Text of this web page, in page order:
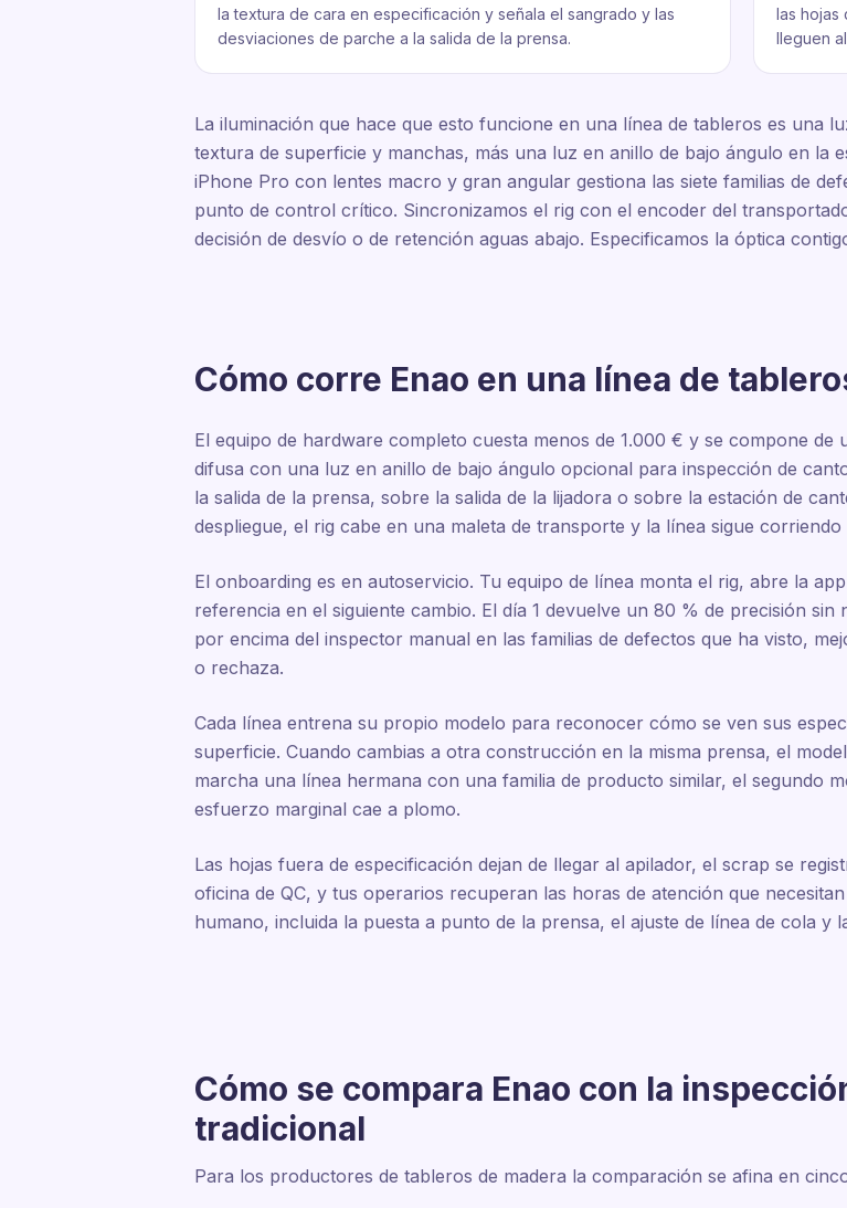
la textura de cara en especificación y señala el sangrado y las
desviaciones de parche a la salida de la prensa.
las hojas
lleguen
La iluminación que hace que esto funcione en una línea de tableros es una
textura de superficie y manchas, más una luz en anillo de bajo ángulo en la
iPhone Pro con lentes macro y gran angular gestiona las siete familias de
punto de control crítico. Sincronizamos el rig con el encoder del
decisión de desvío o de retención aguas abajo. Especificamos la óptica
Cómo corre Enao en una línea de
El equipo de hardware completo cuesta menos de 1.000 € y se compone
difusa con una luz en anillo de bajo ángulo opcional para inspección de
la salida de la prensa, sobre la salida de la lijadora o sobre la estación de
despliegue, el rig cabe en una maleta de transporte y la línea sigue
El onboarding es en autoservicio. Tu equipo de línea monta el rig, abre la
referencia en el siguiente cambio. El día 1 devuelve un 80 % de precisión
por encima del inspector manual en las familias de defectos que ha visto,
o rechaza.
Cada línea entrena su propio modelo para reconocer cómo se ven sus
superficie. Cuando cambias a otra construcción en la misma prensa, el
marcha una línea hermana con una familia de producto similar, el segundo
esfuerzo marginal cae a plomo.
Las hojas fuera de especificación dejan de llegar al apilador, el scrap se
oficina de QC, y tus operarios recuperan las horas de atención que
humano, incluida la puesta a punto de la prensa, el ajuste de línea de cola y
Cómo se compara Enao con la
tradicional
Para los productores de tableros de madera la comparación se afina en